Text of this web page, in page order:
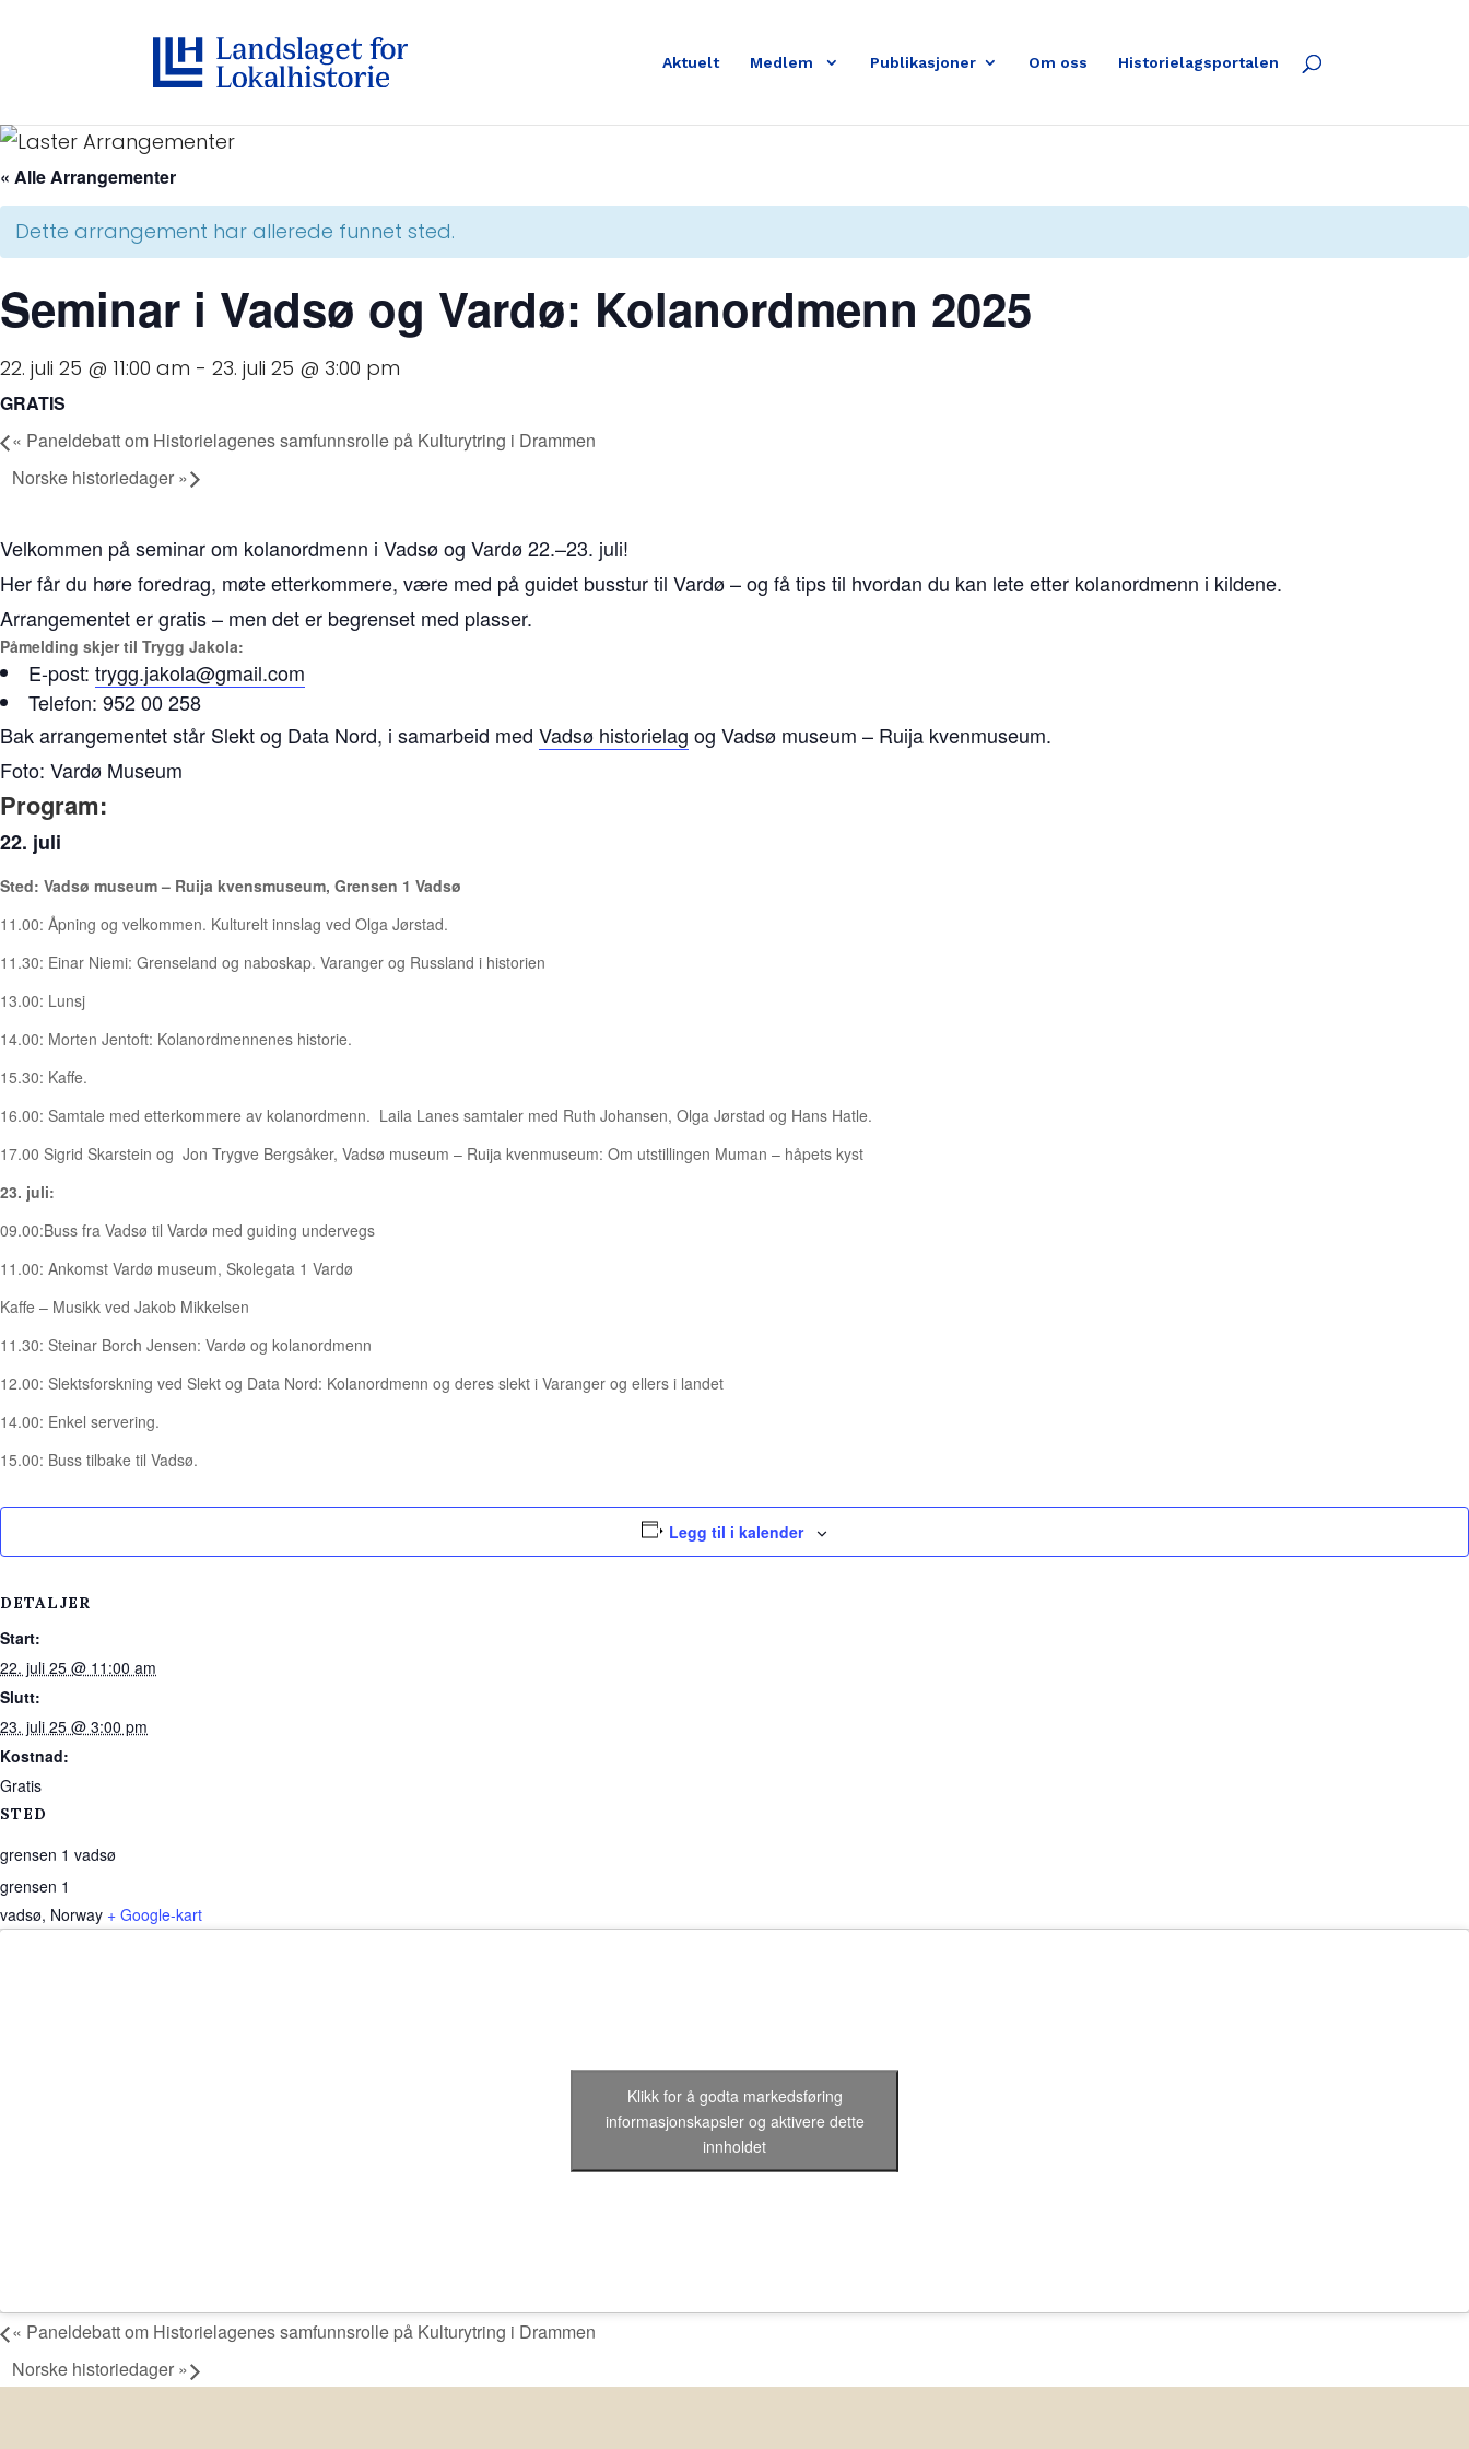
Aktuelt Medlem Publikasjoner Om oss Historielagsportalen
« Alle Arrangementer
Dette arrangement har allerede funnet sted.
Seminar i Vadsø og Vardø: Kolanordmenn 2025
22. juli 25 @ 11:00 am - 23. juli 25 @ 3:00 pm
GRATIS
« Paneldebatt om Historielagenes samfunnsrolle på Kulturytring i Drammen
Norske historiedager »
Velkommen på seminar om kolanordmenn i Vadsø og Vardø 22.–23. juli!
Her får du høre foredrag, møte etterkommere, være med på guidet busstur til Vardø – og få tips til hvordan du kan lete etter kolanordmenn i kildene.
Arrangementet er gratis – men det er begrenset med plasser.
Påmelding skjer til Trygg Jakola:
E-post: trygg.jakola@gmail.com
Telefon: 952 00 258
Bak arrangementet står Slekt og Data Nord, i samarbeid med Vadsø historielag og Vadsø museum – Ruija kvenmuseum.
Foto: Vardø Museum
Program:
22. juli
Sted: Vadsø museum – Ruija kvensmuseum, Grensen 1 Vadsø
11.00: Åpning og velkommen. Kulturelt innslag ved Olga Jørstad.
11.30: Einar Niemi: Grenseland og naboskap. Varanger og Russland i historien
13.00: Lunsj
14.00: Morten Jentoft: Kolanordmennenes historie.
15.30: Kaffe.
16.00: Samtale med etterkommere av kolanordmenn. Laila Lanes samtaler med Ruth Johansen, Olga Jørstad og Hans Hatle.
17.00 Sigrid Skarstein og Jon Trygve Bergsåker, Vadsø museum – Ruija kvenmuseum: Om utstillingen Muman – håpets kyst
23. juli:
09.00:Buss fra Vadsø til Vardø med guiding undervegs
11.00: Ankomst Vardø museum, Skolegata 1 Vardø
Kaffe – Musikk ved Jakob Mikkelsen
11.30: Steinar Borch Jensen: Vardø og kolanordmenn
12.00: Slektsforskning ved Slekt og Data Nord: Kolanordmenn og deres slekt i Varanger og ellers i landet
14.00: Enkel servering.
15.00: Buss tilbake til Vadsø.
Legg til i kalender
DETALJER
Start:
22. juli 25 @ 11:00 am
Slutt:
23. juli 25 @ 3:00 pm
Kostnad:
Gratis
STED
grensen 1 vadsø
grensen 1
vadsø, Norway + Google-kart
Klikk for å godta markedsføring
informasjonskapsler og aktivere dette
innholdet
« Paneldebatt om Historielagenes samfunnsrolle på Kulturytring i Drammen
Norske historiedager »